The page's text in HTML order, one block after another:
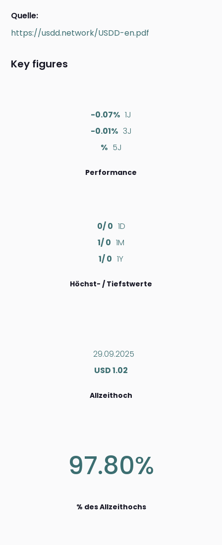
Quelle:
https://usdd.network/USDD-en.pdf
Key figures
-0.07% 1J
-0.01% 3J
% 5J
Performance
0/ 0 1D
1/ 0 1M
1/ 0 1Y
Höchst- / Tiefstwerte
29.09.2025
USD 1.02
Allzeithoch
97.80%
% des Allzeithochs